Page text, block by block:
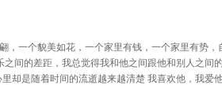
第五十三章 满城变成石像 第五
，一个貌美如花，一个家里有钱，一个家里有势，
间的差距，我总觉得我和他之间跟他和别人之间
却是随着时间的流逝越来越清楚 我喜欢他，我爱